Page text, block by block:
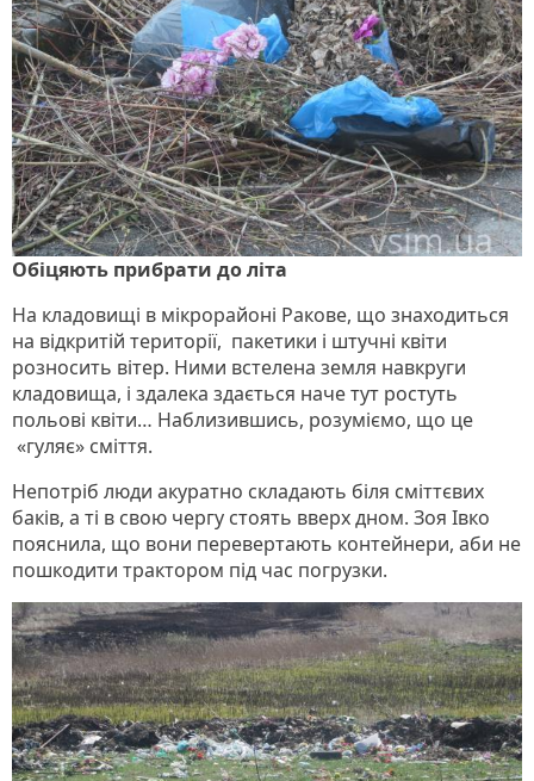
Обіцяють прибрати до літа
На кладовищі в мікрорайоні Ракове, що знаходиться
на відкритій території, пакетики і штучні квіти
розносить вітер. Ними встелена земля навкруги
кладовища, і здалека здається наче тут ростуть
польові квіти… Наблизившись, розуміємо, що це
«гуляє» сміття.
Непотріб люди акуратно складають біля сміттєвих
баків, а ті в свою чергу стоять вверх дном. Зоя Івко
пояснила, що вони перевертають контейнери, аби не
пошкодити трактором під час погрузки.